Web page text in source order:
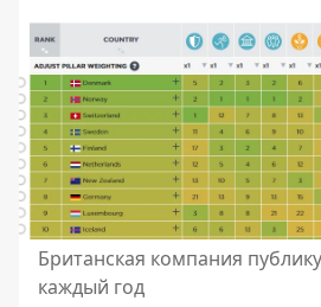
Британская компания
каждый год